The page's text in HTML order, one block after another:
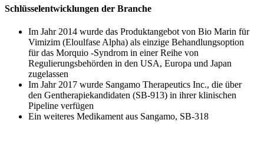
Schlüsselentwicklungen der Branche
Im Jahr 2014 wurde das Produktangebot von Bio Marin für
Vimizim (Eloulfase Alpha) als einzige Behandlungsoption
für das Morquio -Syndrom in einer Reihe von
Regulierungsbehörden in den USA, Europa und Japan
zugelassen
Im Jahr 2017 wurde Sangamo Therapeutics Inc., die über
den Gentherapiekandidaten (SB-913) in ihrer klinischen
Pipeline verfügen
Ein weiteres Medikament aus Sangamo, SB-318